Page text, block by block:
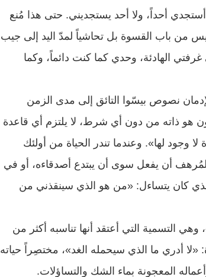
أستجدي أحداً، ولا أحد يستجديني. حتى هذا مُنع
من باب القسوة بل تحاشياً لمدّ اليد إلى جيب
الهادئة، وحدي كما كنت دائماً، وكما
نصوص بيسّوا التائق إلى مدى الزمن
هو ذاته من دون أي شرط، لا يلتزم أي قاعدة
لا وجود لها». وعندما تندر الحياة من أولئك
أن يفعل سوى أن يبتدع أصدقاءه، أو في
كان يتساءل: «من هو الذي سينقذني من
وهي التسمية التي أعتقد أنها تناسبه أكثر من
«لا أدري ما الذي سيحمله الغد»، مختصِراً حياته
المعجونة بماء الشك والتساؤلات.